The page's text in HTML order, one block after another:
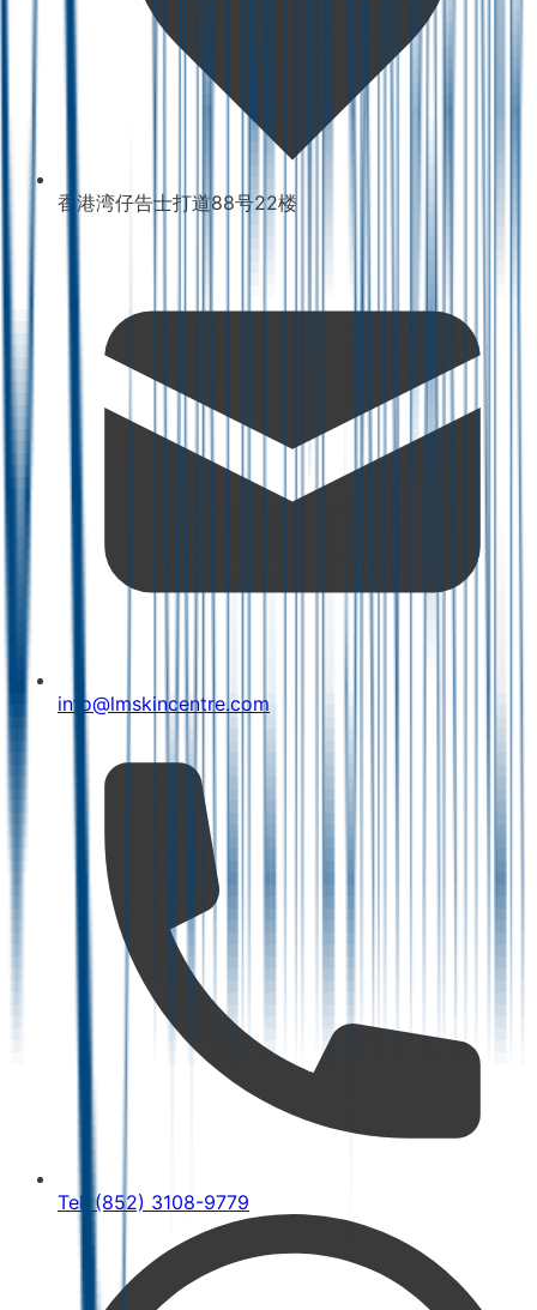
香港湾仔告士打道88号22楼
info@lmskincentre.com
Tel: (852) 3108-9779